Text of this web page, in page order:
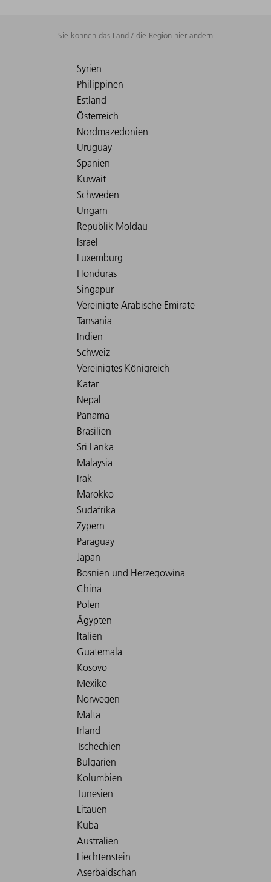
Sie können das Land / die Region hier ändern